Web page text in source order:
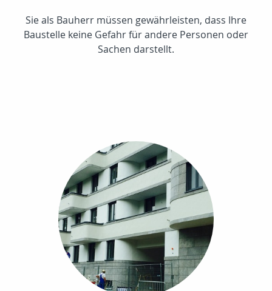
Sie als Bauherr müssen gewährleisten, dass Ihre
Baustelle keine Gefahr für andere Personen oder
Sachen darstellt.